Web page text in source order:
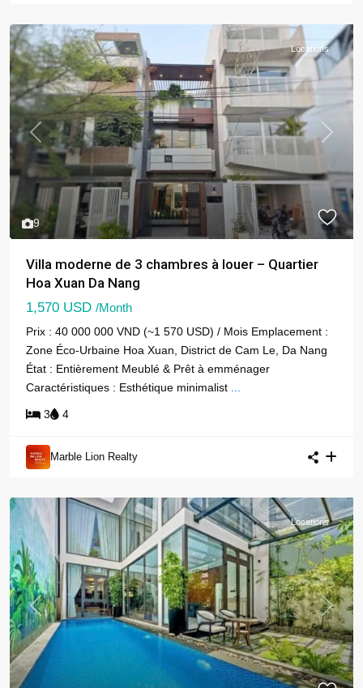
9
Previous Next
Locations
Villa moderne de 3 chambres à louer – Quartier
Hoa Xuan Da Nang
1,570 USD /Month
Prix : 40 000 000 VND (~1 570 USD) / Mois Emplacement :
Zone Éco-Urbaine Hoa Xuan, District de Cam Le, Da Nang
État : Entièrement Meublé & Prêt à emménager
Caractéristiques : Esthétique minimalist ...
3 4
Marble Lion Realty
Previous Next
Locations